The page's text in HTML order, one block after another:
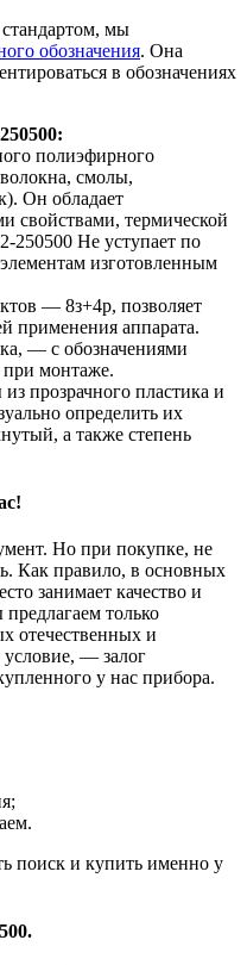
стандартом, мы
обозначения. Она
в обозначениях
полиэфирного
смолы,
Он обладает
свойствами, термической
Не уступает по
изготовленным
— 8з+4р, позволяет
применения аппарата.
— с обозначениями
при монтаже.
прозрачного пластика и
определить их
а также степень
Но при покупке, не
Как правило, в основных
занимает качество и
только
отечественных и
— залог
у нас прибора.
поиск и купить именно у